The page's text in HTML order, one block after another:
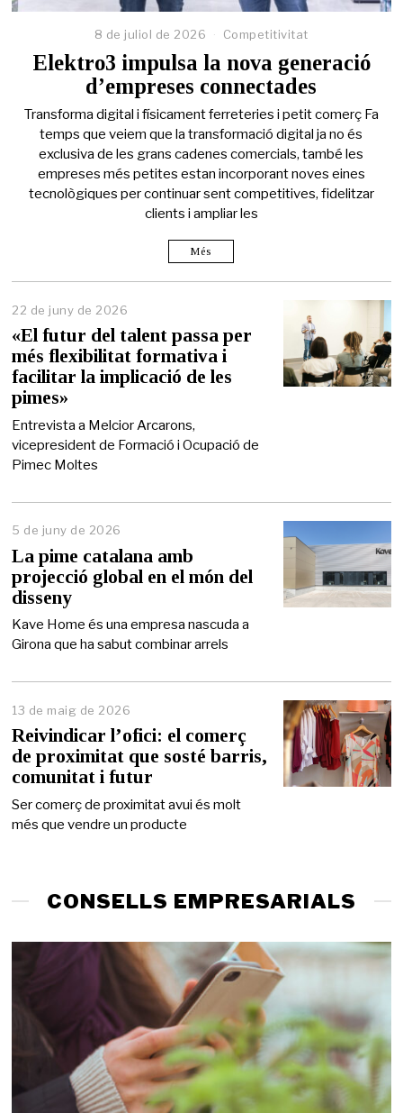
8 de juliol de 2026 Competitivitat
Elektro3 impulsa la nova generació
d’empreses connectades
Transforma digital i físicament ferreteries i petit comerç Fa
temps que veiem que la transformació digital ja no és
exclusiva de les grans cadenes comercials, també les
empreses més petites estan incorporant noves eines
tecnològiques per continuar sent competitives, fidelitzar
clients i ampliar les
Més
22 de juny de 2026
d
e
j
y
d
2
«El futur del talent passa per
més flexibilitat formativa i
facilitar la implicació de les
pimes»
Entrevista a Melcior Arcarons,
vicepresident de Formació i Ocupació de
Pimec Moltes
5 de juny de 2026
d
e
j
y
d
2
La pime catalana amb
projecció global en el món del
disseny
Kave Home és una empresa nascuda a
Girona que ha sabut combinar arrels
13 de maig de 2026
4
d
e
m
i
g
2
Reivindicar l’ofici: el comerç
de proximitat que sosté barris,
comunitat i futur
Ser comerç de proximitat avui és molt
més que vendre un producte
CONSELLS EMPRESARIALS